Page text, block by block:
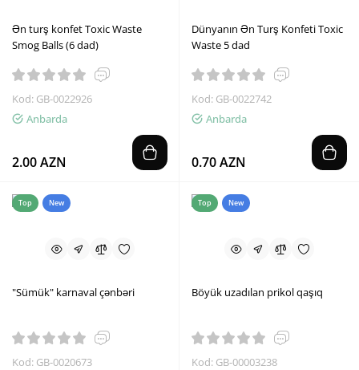
Ən turş konfet Toxic Waste
Smog Balls (6 dad)
Kod: GB-0022926
Anbarda
2.00 AZN
Dünyanın Ən Turş Konfeti Toxic
Waste 5 dad
Kod: GB-0022742
Anbarda
0.70 AZN
Top New
"Sümük" karnaval çənbəri
Kod: GB-0020673
Top New
Böyük uzadılan prikol qaşıq
Kod: GB-00003238